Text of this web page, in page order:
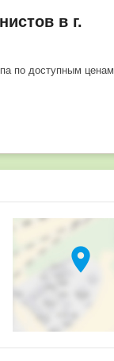
в г.
по доступным ценам
location_on